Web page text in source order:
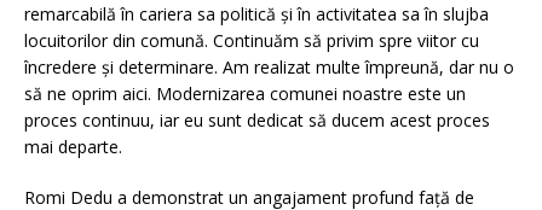
remarcabilă în cariera sa politică și în activitatea sa în slujba
locuitorilor din comună. Continuăm să privim spre viitor cu
încredere și determinare. Am realizat multe împreună, dar nu o
să ne oprim aici. Modernizarea comunei noastre este un
proces continuu, iar eu sunt dedicat să ducem acest proces
mai departe.
Romi Dedu a demonstrat un angajament profund față de